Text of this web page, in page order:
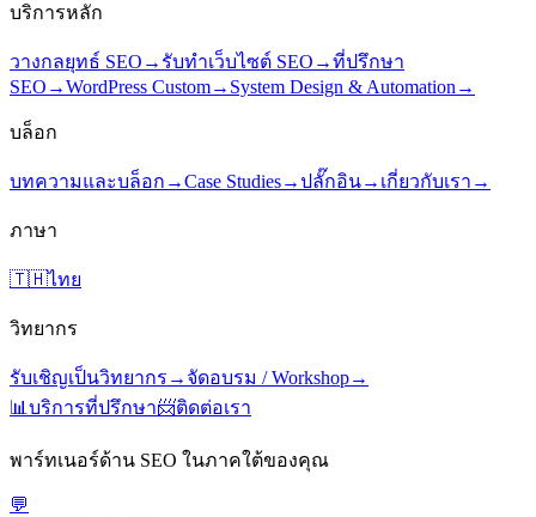
บริการหลัก
วางกลยุทธ์ SEO → รับทำเว็บไซต์ SEO →ที่ปรึกษา
SEO →WordPress Custom→ System Design & Automation →
บล็อก
บทความและบล็อก →Case Studies→ปลั๊กอิน→ เกี่ยวกับเรา →
ภาษา
🇹🇭ไทย
วิทยากร
รับเชิญเป็นวิทยากร → จัดอบรม / Workshop→
📊 บริการที่ปรึกษา📨ติดต่อเรา
พาร์ทเนอร์ด้าน SEO ในภาคใต้ของคุณ
💬